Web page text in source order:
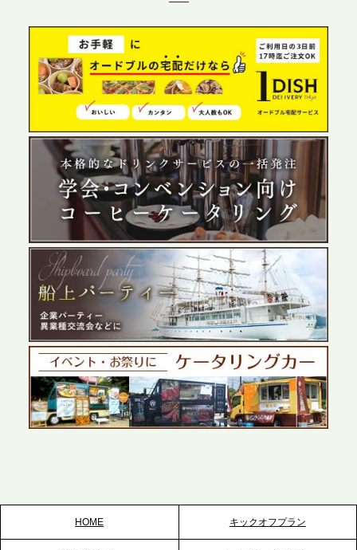
2026.6.4
プレスリリースのご案内｜夏の社内親睦が、配属後
の離職防止に。オフィスや会議室で縁日気分を味わ
う「お祭りケータリング」の提供を開始
2026.5.29
プレスリリースのご案内｜ケータリングのセカンド
テーブル、群馬前橋支社を設立。再開発やオフィス
展開が進む前橋エリアの企業ニーズに応え、高品質
なサービスで各種イベント・懇親会をサポート
2026.5.27
プレスリリースのご案内｜ケータリングのセカンド
テーブル、千葉本社を新設。幕張・舞浜の大型イベ
ントから主要都市の社内懇親会まで、現地拠点を活
かしたスムーズな対応を展開
2026.5.22
2026.5.20
HOME キックオフプラン